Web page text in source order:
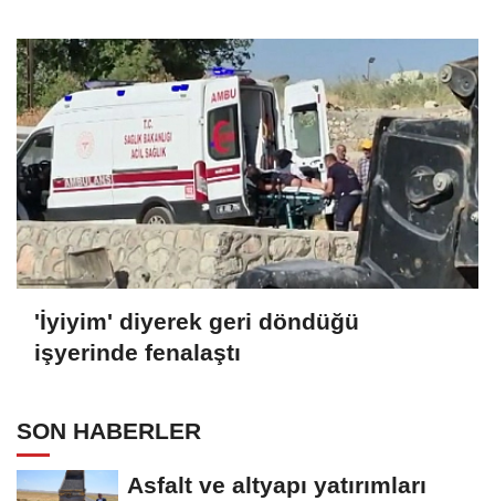
'İyiyim' diyerek geri döndüğü
işyerinde fenalaştı
SON HABERLER
Asfalt ve altyapı yatırımları